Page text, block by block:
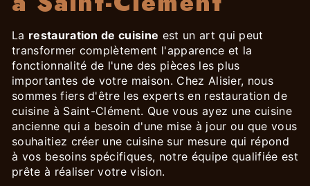
La restauration de cuisine est un art qui peut
transformer complètement l'apparence et la
fonctionnalité de l'une des pièces les plus
importantes de votre maison. Chez Alisier, nous
sommes fiers d'être les experts en restauration de
cuisine à Saint-Clément. Que vous ayez une cuisine
ancienne qui a besoin d'une mise à jour ou que vous
souhaitiez créer une cuisine sur mesure qui répond
à vos besoins spécifiques, notre équipe qualifiée est
prête à réaliser votre vision.